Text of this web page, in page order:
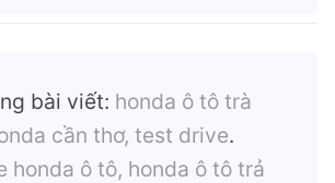
bài viết: honda ô tô trà
cần thơ, test drive.
honda ô tô, honda ô tô trả